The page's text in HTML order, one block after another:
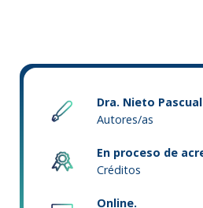
Dra. Nieto Pascual
Autores/as
En proceso de
Créditos
Online.